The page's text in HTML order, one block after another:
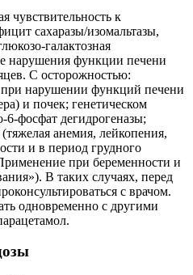
чувствительность к
сахаразы/изомальтазы,
галактозная
нарушения функции печени
С осторожностью:
нарушении функций печени
и почек; генетическом
6-фосфат дегидрогеназы;
анемия, лейкопения,
и в период грудного
при беременности и
В таких случаях, перед
с врачом.
одновременно с другими